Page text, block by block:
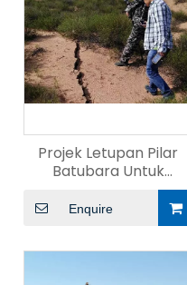
Projek Letupan Pilar
Batubara Untuk
Mencegah Kerosakan
Perlombongan
Enquire